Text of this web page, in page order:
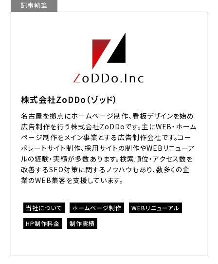
記事執筆
株式会社ZoDDo（ゾッド）
名古屋を拠点にホームページ制作、看板デザインを始め
広告制作を行う株式会社ZoDDoです。主にWEB・ホーム
ページ制作をメイン事業とする広告制作会社です。コー
ポレートサイト制作、採用サイトの制作やWEBリニューア
ルの経験・実績が多数あります。検索順位・アクセス数を
改善するSEO対策に関するノウハウもあり、数多くの企
業のWEB集客を支援しています。
当社について ホームページ制作
WEBリニューアル
HP制作料金
制作実績